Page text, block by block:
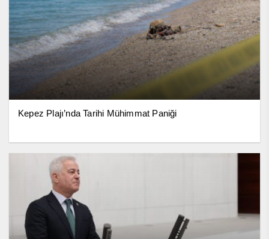
Kepez Plajı’nda Tarihi Mühimmat Paniği